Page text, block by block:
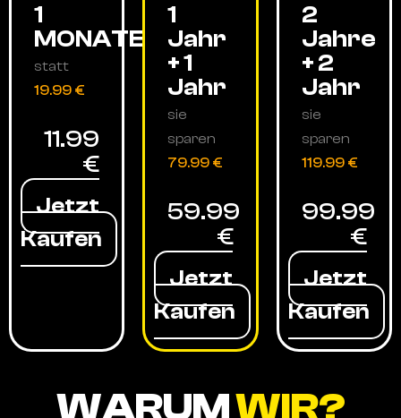
1
MONATE
statt
19.99 €
11.99
€
Jetzt
Kaufen
1
Jahr
+ 1
Jahr
sie
sparen
79.99 €
59.99
€
Jetzt
Kaufen
2
Jahre
+ 2
Jahr
sie
sparen
119.99 €
99.99
€
Jetzt
Kaufen
WARUMWIR?